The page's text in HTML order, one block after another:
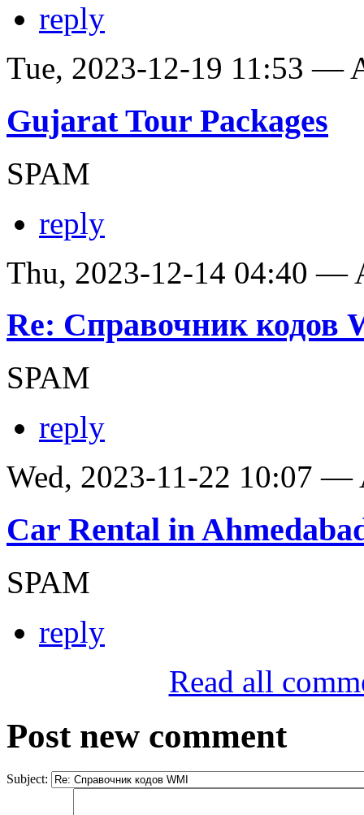
reply
Tue, 2023-12-19 11:53 —
Gujarat Tour Packages
SPAM
reply
Thu, 2023-12-14 04:40 —
Re: Справочник кодов
SPAM
reply
Wed, 2023-11-22 10:07 —
Car Rental in
SPAM
reply
Read all
Post new comment
Subject: